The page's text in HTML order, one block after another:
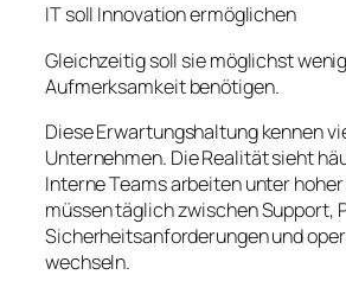
IT soll Innovation ermöglichen
Gleichzeitig soll sie möglichst wenig
Aufmerksamkeit benötigen.
Diese Erwartungshaltung kennen
Unternehmen. Die Realität sieht
Interne Teams arbeiten unter
müssen täglich zwischen Support,
Sicherheitsanforderungen und
wechseln.